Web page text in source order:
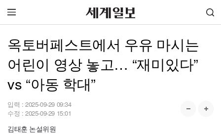
옥토버페스트에서 우유 마시는
어린이 영상 놓고… “재미있다”
vs “아동 학대”
입력 : 2025-09-29 09:34
수정 : 2025-09-29 15:01
김태훈 논설위원